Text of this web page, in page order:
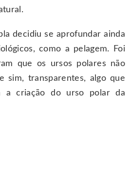
decidiu se aprofundar ainda
como a pelagem. Foi
que os ursos polares não
sim, transparentes, algo que
a criação do urso polar da